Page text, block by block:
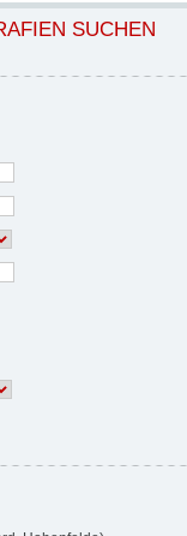
SUCHEN